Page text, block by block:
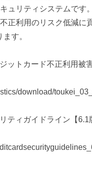
ュリティシステムです。
正利用のリスク低減に
す。
ットカード不正利用被
download/
ティガイドライン【